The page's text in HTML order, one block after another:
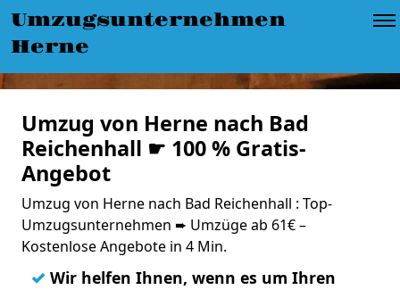
Umzugsunternehmen
Herne
Umzug von Herne nach Bad
Reichenhall ☛ 100 % Gratis-
Angebot
Umzug von Herne nach Bad Reichenhall : Top-
Umzugsunternehmen ➨ Umzüge ab 61€ –
Kostenlose Angebote in 4 Min.
✓ Wir helfen Ihnen, wenn es um Ihren